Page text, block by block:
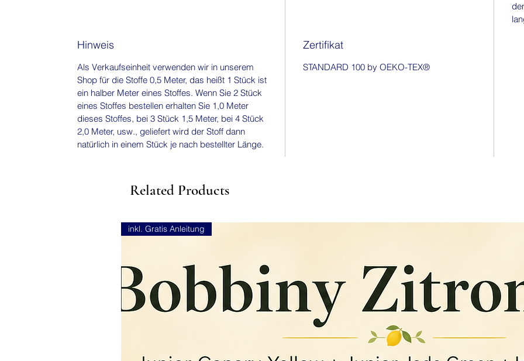
Hinweis
Als Verkaufseinheit verwenden wir in unserem
Shop für die Stoffe 0,5 Meter, das heißt 1 Stück ist
ein halber Meter eines Stoffes. Wenn Sie 2 Stück
eines Stoffes bestellen erhalten Sie 1,0 Meter
dieses Stoffes, bei 3 Stück 1,5 Meter, bei 4 Stück
2,0 Meter, usw., geliefert wird der Stoff dann
natürlich in einem Stück je nach bestellter Länge.
Zertifikat
STANDARD 100 by OEKO-TEX®
Related Products
inkl. Gratis Anleitung